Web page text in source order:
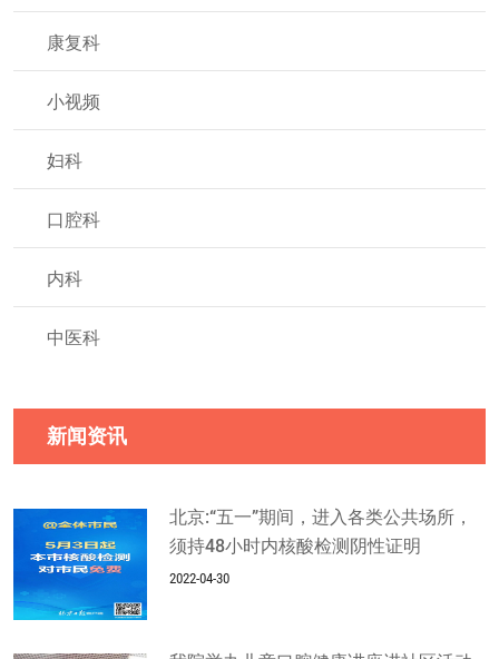
康复科
小视频
妇科
口腔科
内科
中医科
新闻资讯
北京:“五一”期间，进入各类公共场所，
须持48小时内核酸检测阴性证明
2022-04-30